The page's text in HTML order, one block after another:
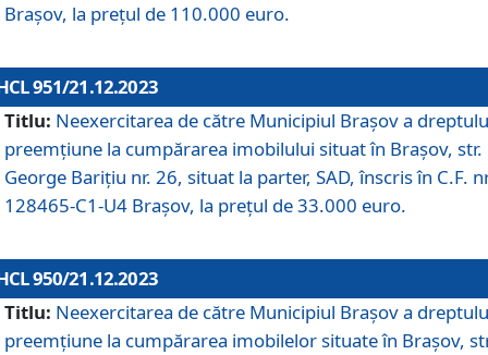
Brașov, la prețul de 110.000 euro.
951/21.12.2023
Titlu: Neexercitarea de către Municipiul Brașov a
preemțiune la cumpărarea imobilului situat în Brașov, str.
George Barițiu nr. 26, situat la parter, SAD, înscris în C.F.
128465-C1-U4 Brașov, la prețul de 33.000 euro.
950/21.12.2023
Titlu: Neexercitarea de către Municipiul Brașov a
preemțiune la cumpărarea imobilelor situate în Brașov,